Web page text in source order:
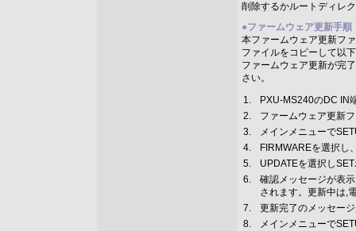
削除するかルートディレ
●ファームウェア更新手順
本ファームウェア更新フ
ファイルをコピーして以
ファームウェア更新が完
さい。
1.
PXU-MS240のDC IN
2.
ファームウェア更新
3.
メインメニューで
4.
FIRMWAREを選択し
5.
UPDATEを選択し
6.
確認メッセージが表
されます。更新中は,
7.
更新完了のメッセー
8.
メインメニューで